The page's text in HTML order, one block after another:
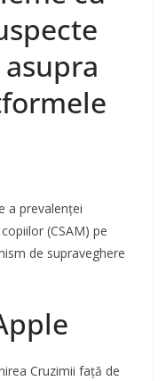
a prevalenței
(CSAM) pe
de supraveghere
Cruzimii față de